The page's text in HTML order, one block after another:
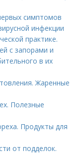
симптомов
инфекции
практике.
с запорами и
в их
Жаренные
Полезные
Продукты для
от подделок.